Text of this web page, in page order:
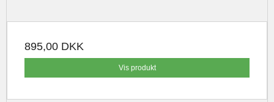
895,00 DKK
Vis produkt